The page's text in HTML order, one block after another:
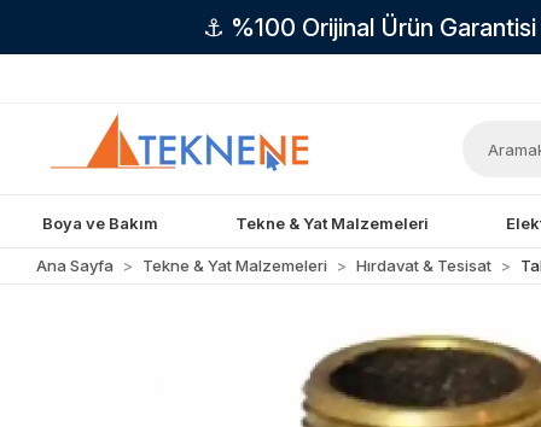
⚓ %100 Orijinal Ürün
Boya ve Bakım Tekne & Yat Malzemeleri
Ana Sayfa Tekne & Yat Malzemeleri Hırdavat & Tesisat